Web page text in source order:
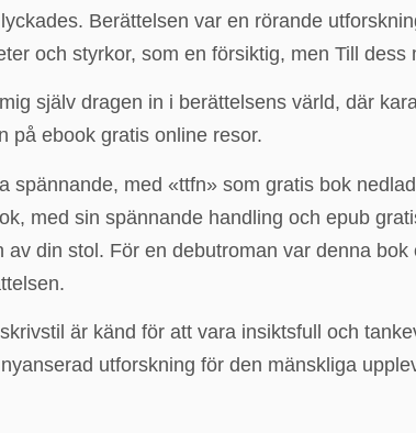
Berättelsen var en rörande
och styrkor, som en försiktig, men Till
själv dragen in i berättelsens värld, där
på ebook gratis online resor.
spännande, med «ttfn» som gratis bok
med sin spännande handling och epub
av din stol. För en debutroman var denna
är känd för att vara insiktsfull och
utforskning för den mänskliga